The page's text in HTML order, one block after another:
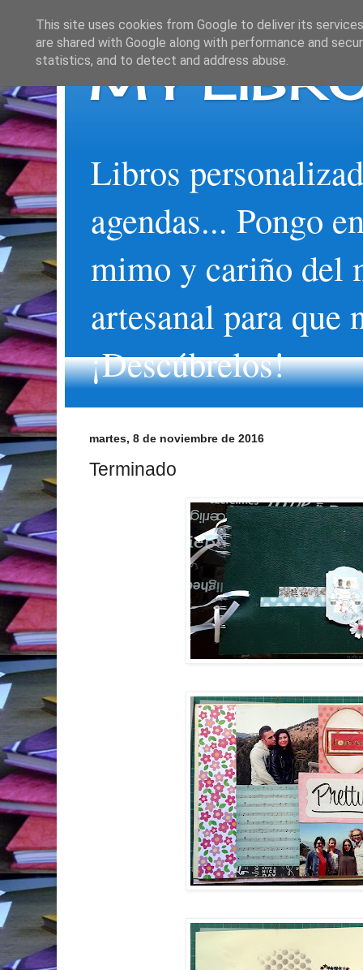
MY
Libros
agendas... Pongo
mimo y cariño del
artesanal para que
¡Descúbrelos!
martes, 8 de noviembre de 2016
Terminado
This site uses cookies from Google to deliver its
are shared with Google along with performance and
statistics, and to detect and address abuse.